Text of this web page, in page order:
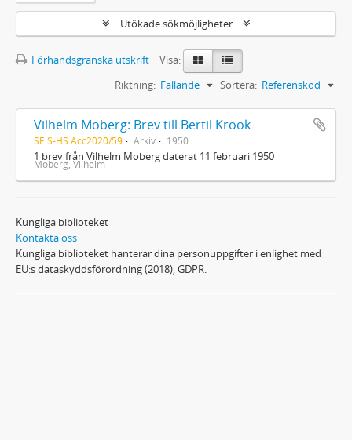
Utökade sökmöjligheter
Förhandsgranska utskrift
Visa:
Sortera: Referenskod
Riktning: Fallande
Vilhelm Moberg: Brev till Bertil Krook
SE S-HS Acc2020/59 Arkiv 1950
1 brev från Vilhelm Moberg daterat 11 februari 1950
Moberg, Vilhelm
Kungliga biblioteket
Kontakta oss
Kungliga biblioteket hanterar dina personuppgifter i enlighet med
EU:s dataskyddsförordning (2018), GDPR.